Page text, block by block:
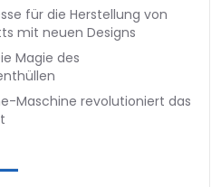
für die Herstellung von
mit neuen Designs
Magie des
Maschine revolutioniert das